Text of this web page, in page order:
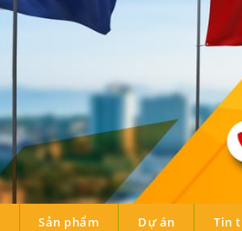
Sản phẩm Dự án Tin